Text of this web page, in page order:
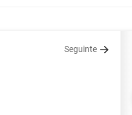
Seguinte